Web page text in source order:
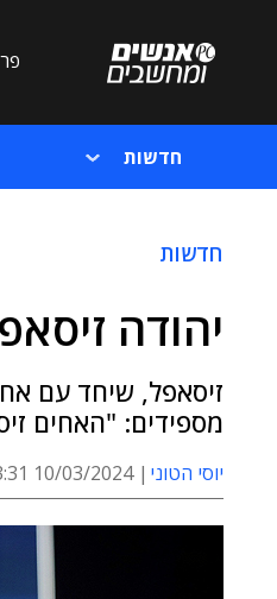
חדשות
חדשות
יהודה
מספידים: "האחים
יוסי הטוני 10/03/2024 13:31